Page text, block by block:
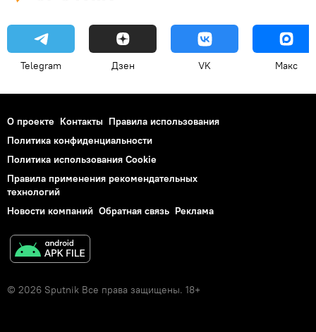
Telegram Дзен VK Макс
О проекте Контакты Правила использования
Политика конфиденциальности
Политика использования Cookie
Правила применения рекомендательных
технологий
Новости компаний Обратная связь Реклама
© 2026 Sputnik Все права защищены. 18+